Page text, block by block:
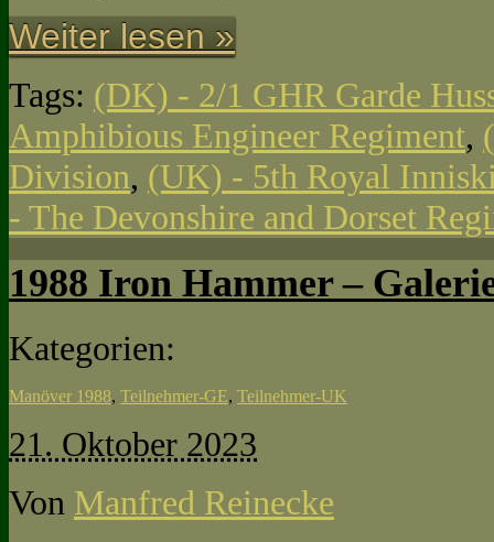
Weiter lesen »
Tags: (DK) - 2/1 GHR Garde
Amphibious Engineer Regiment,
Division, (UK) - 5th Royal
- The Devonshire and Dorset
1988 Iron Hammer –
Kategorien:
Manöver 1988, Teilnehmer-GE, Teilnehmer-UK
21. Oktober 2023
Von Manfred Reinecke